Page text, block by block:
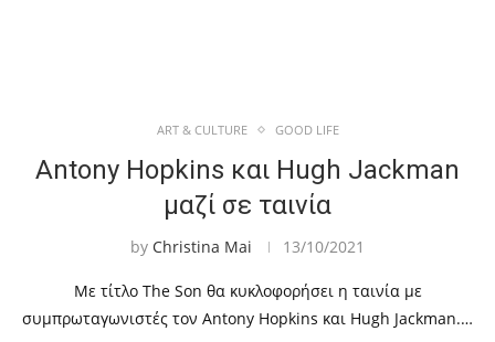
ART & CULTURE GOOD LIFE
Antony Hopkins και Hugh Jackman
μαζί σε ταινία
by Christina Mai 13/10/2021
Με τίτλο The Son θα κυκλοφορήσει η ταινία με
συμπρωταγωνιστές τον Antony Hopkins και Hugh Jackman.…